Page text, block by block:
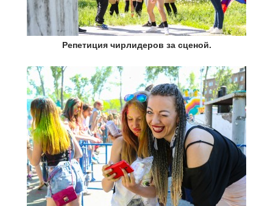
Репетиция чирлидеров за сценой.